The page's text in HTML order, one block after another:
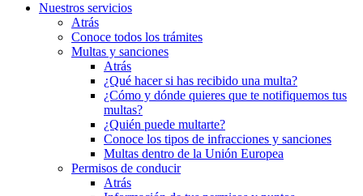
Nuestros servicios
Atrás
Conoce todos los trámites
Multas y sanciones
Atrás
¿Qué hacer si has recibido una multa?
¿Cómo y dónde quieres que te notifiquemos tus
multas?
¿Quién puede multarte?
Conoce los tipos de infracciones y sanciones
Multas dentro de la Unión Europea
Permisos de conducir
Atrás